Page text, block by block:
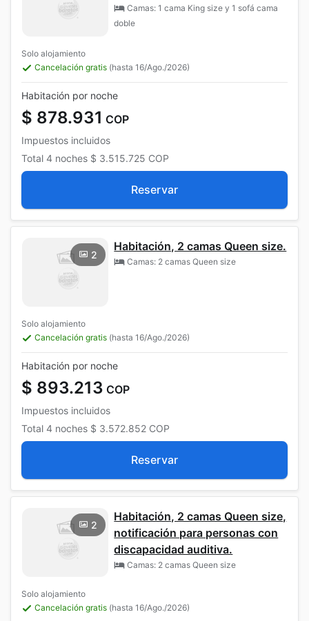
Camas: 1 cama King size y 1 sofá cama
doble
Solo alojamiento
Cancelación gratis (hasta 16/Ago./2026)
Habitación por noche
$ 878.931 COP
Impuestos incluidos
Total 4 noches $ 3.515.725 COP
Reservar
2
Habitación, 2 camas Queen size.
Camas: 2 camas Queen size
Solo alojamiento
Cancelación gratis (hasta 16/Ago./2026)
Habitación por noche
$ 893.213 COP
Impuestos incluidos
Total 4 noches $ 3.572.852 COP
Reservar
2
Habitación, 2 camas Queen size,
notificación para personas con
discapacidad auditiva.
Camas: 2 camas Queen size
Solo alojamiento
Cancelación gratis (hasta 16/Ago./2026)